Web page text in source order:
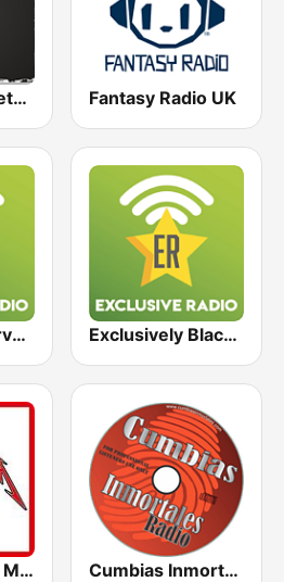
Maximum - Metallica (Максимум) Fantasy Radio UK
Exclusively Nirvana Exclusively Black Sabbath
Best of Rock - Metallica Cumbias Inmortales Radio